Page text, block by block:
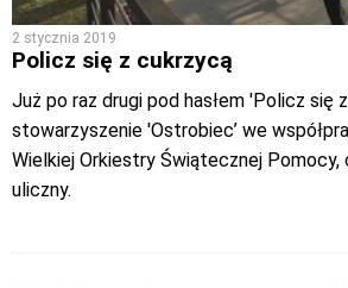
2 stycznia 2019
Policz się z cukrzycą
Już po raz drugi pod hasłem 'Policz się
stowarzyszenie 'Ostrobiec’ we
Wielkiej Orkiestry Świątecznej Pomocy,
uliczny.